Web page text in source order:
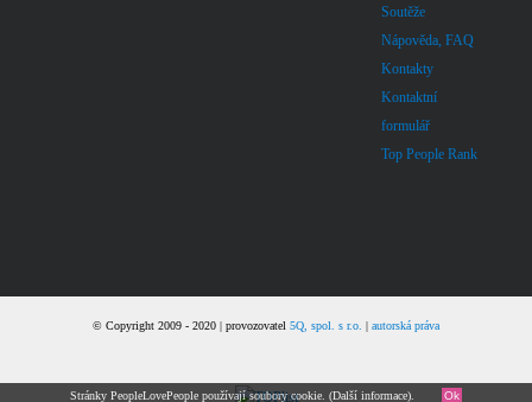
Soutěže
Nápověda, FAQ
Kontakty
Kontaktní
formulář
Top People Rank
© Copyright 2009 - 2020 | provozovatel 5Q, spol. s r.o. autorská práva
Stránky PeopleLovePeople používají soubory cookie. (Další informace). Ok